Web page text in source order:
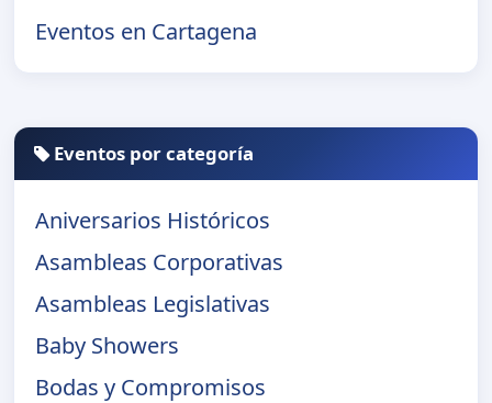
Eventos en Cartagena
Eventos por categoría
Aniversarios Históricos
Asambleas Corporativas
Asambleas Legislativas
Baby Showers
Bodas y Compromisos